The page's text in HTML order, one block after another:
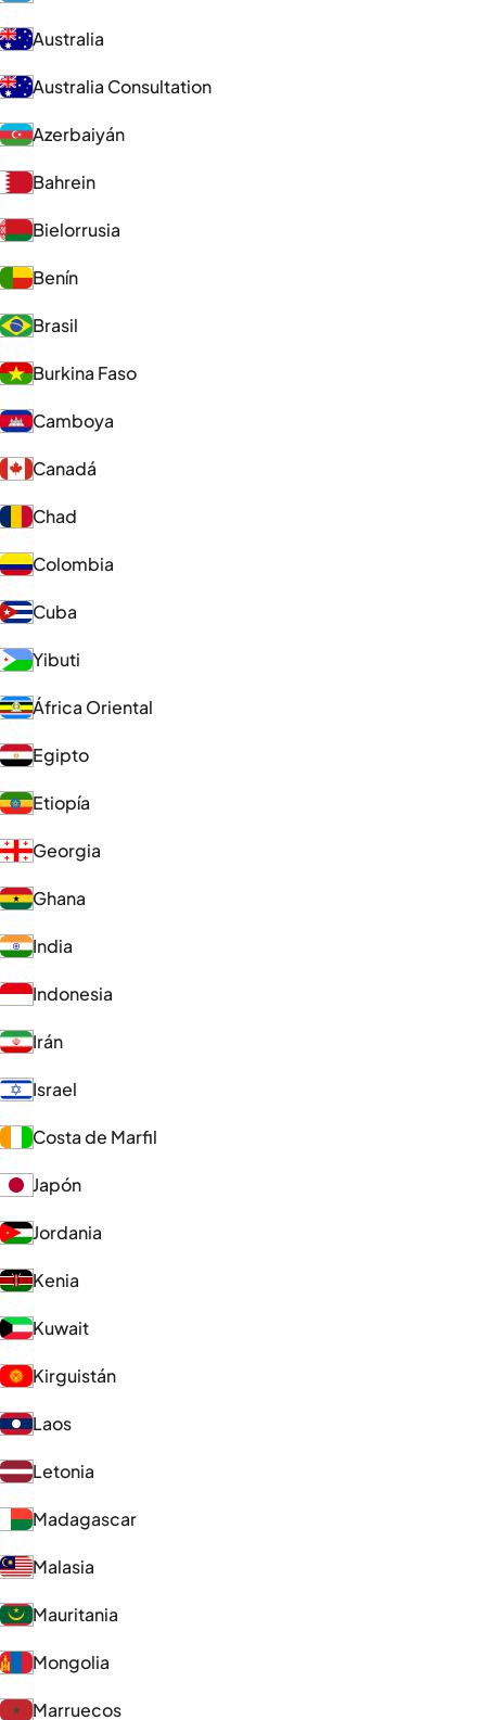
Australia
Australia Consultation
Azerbaiyán
Bahrein
Bielorrusia
Benín
Brasil
Burkina Faso
Camboya
Canadá
Chad
Colombia
Cuba
Yibuti
África Oriental
Egipto
Etiopía
Georgia
Ghana
India
Indonesia
Irán
Israel
Costa de Marfil
Japón
Jordania
Kenia
Kuwait
Kirguistán
Laos
Letonia
Madagascar
Malasia
Mauritania
Mongolia
Marruecos